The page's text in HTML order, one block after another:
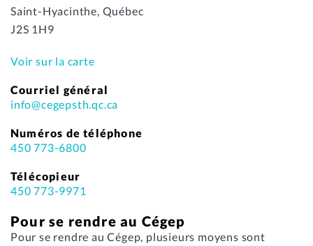
Saint-Hyacinthe, Québec
J2S 1H9
Voir sur la carte
Courriel général
info@cegepsth.qc.ca
Numéros de téléphone
450 773-6800
Télécopieur
450 773-9971
Pour se rendre au Cégep
Pour se rendre au Cégep, plusieurs moyens sont